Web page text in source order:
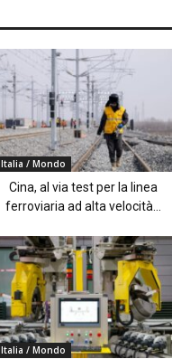
Italia / Mondo
Cina, al via test per la linea
ferroviaria ad alta velocità...
Italia / Mondo